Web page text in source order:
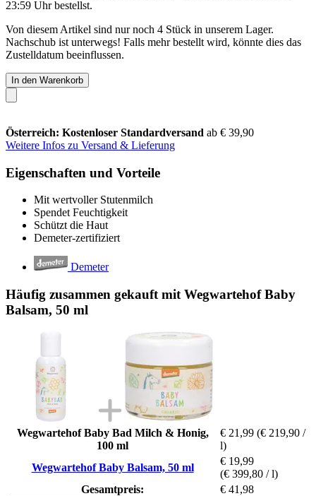
23:59 Uhrbestellst.
Von diesem Artikel sind nur noch 4 Stück in unserem Lager.
Nachschub ist unterwegs! Falls mehr bestellt wird, könnte dies das
Zustelldatum beeinflussen.
In den Warenkorb
Österreich: Kostenloser Standardversand ab € 39,90
Weitere Infos zu Versand & Lieferung
Eigenschaften und Vorteile
Mit wertvoller Stutenmilch
Spendet Feuchtigkeit
Schützt die Haut
Demeter-zertifiziert
Demeter
Häufig zusammen gekauft mit Wegwartehof Baby
Balsam, 50 ml
Wegwartehof Baby Bad Milch & Honig,
100 ml
€ 21,99 (€ 219,90 /
l)
Wegwartehof Baby Balsam, 50 ml
€ 19,99
(€ 399,80 / l)
Gesamtpreis:
€ 41,98